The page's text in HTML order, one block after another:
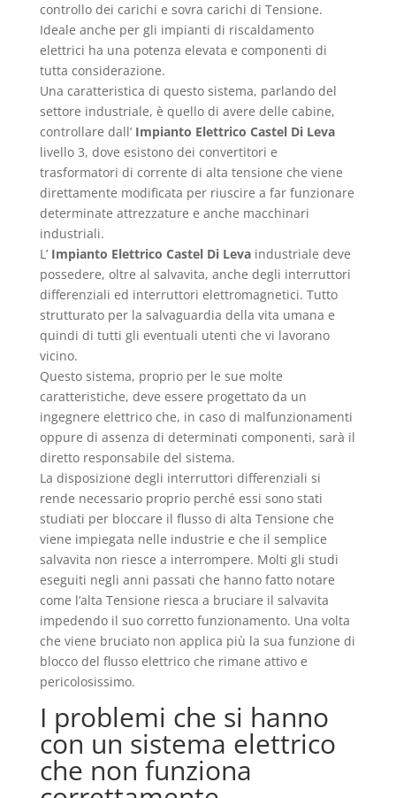
controllo dei carichi e sovra carichi di Tensione.
Ideale anche per gli impianti di riscaldamento
elettrici ha una potenza elevata e componenti di
tutta considerazione.
Una caratteristica di questo sistema, parlando del
settore industriale, è quello di avere delle cabine,
controllare dall’ Impianto Elettrico Castel Di Leva
livello 3, dove esistono dei convertitori e
trasformatori di corrente di alta tensione che viene
direttamente modificata per riuscire a far funzionare
determinate attrezzature e anche macchinari
industriali.
L’ Impianto Elettrico Castel Di Levaindustriale deve
possedere, oltre al salvavita, anche degli interruttori
differenziali ed interruttori elettromagnetici. Tutto
strutturato per la salvaguardia della vita umana e
quindi di tutti gli eventuali utenti che vi lavorano
vicino.
Questo sistema, proprio per le sue molte
caratteristiche, deve essere progettato da un
ingegnere elettrico che, in caso di malfunzionamenti
oppure di assenza di determinati componenti, sarà il
diretto responsabile del sistema.
La disposizione degli interruttori differenziali si
rende necessario proprio perché essi sono stati
studiati per bloccare il flusso di alta Tensione che
viene impiegata nelle industrie e che il semplice
salvavita non riesce a interrompere. Molti gli studi
eseguiti negli anni passati che hanno fatto notare
come l’alta Tensione riesca a bruciare il salvavita
impedendo il suo corretto funzionamento. Una volta
che viene bruciato non applica più la sua funzione di
blocco del flusso elettrico che rimane attivo e
pericolosissimo.
I problemi che si hanno
con un sistema elettrico
che non funziona